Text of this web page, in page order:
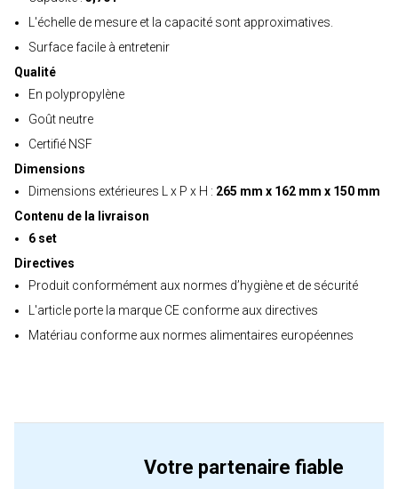
L'échelle de mesure et la capacité sont approximatives.
Surface facile à entretenir
Qualité
En polypropylène
Goût neutre
Certifié NSF
Dimensions
Dimensions extérieures L x P x H : 265 mm x 162 mm x 150 mm
Contenu de la livraison
6 set
Directives
Produit conformément aux normes d’hygiène et de sécurité
L'article porte la marque CE conforme aux directives
Matériau conforme aux normes alimentaires européennes
Votre partenaire fiable